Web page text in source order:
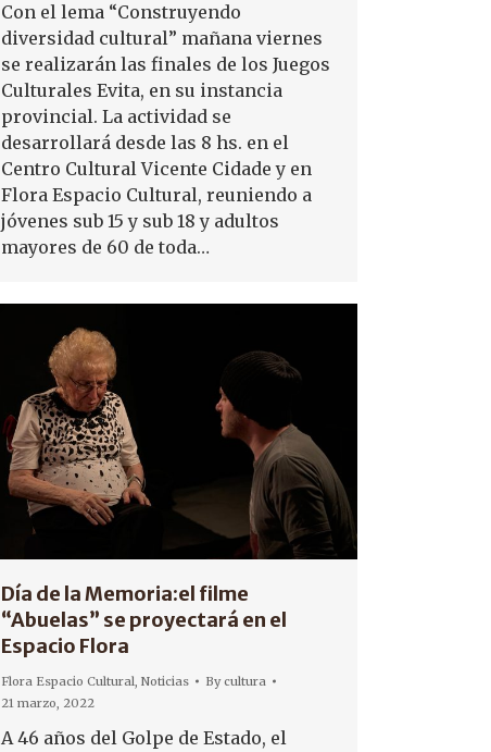
Con el lema “Construyendo
diversidad cultural” mañana viernes
se realizarán las finales de los Juegos
Culturales Evita, en su instancia
provincial. La actividad se
desarrollará desde las 8 hs. en el
Centro Cultural Vicente Cidade y en
Flora Espacio Cultural, reuniendo a
jóvenes sub 15 y sub 18 y adultos
mayores de 60 de toda…
Día de la Memoria:el filme
“Abuelas” se proyectará en el
Espacio Flora
Flora Espacio Cultural, Noticias Bycultura
21 marzo, 2022
A 46 años del Golpe de Estado, el